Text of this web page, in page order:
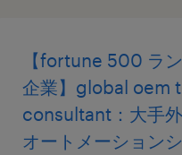
【fortune 500 ラ
企業】global oem
consultant：大手
オートメーション